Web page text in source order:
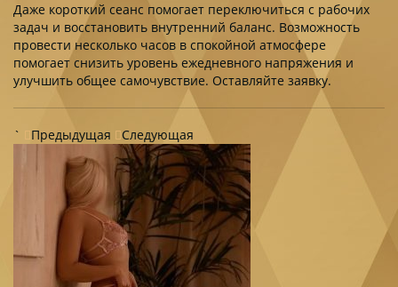
Даже короткий сеанс помогает переключиться с рабочих
задач и восстановить внутренний баланс. Возможность
провести несколько часов в спокойной атмосфере
помогает снизить уровень ежедневного напряжения и
улучшить общее самочувствие. Оставляйте заявку.
` Предыдущая Следующая